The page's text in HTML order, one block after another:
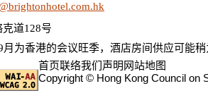
道128号
月为香港的会议旺季，酒店房间供应可能
首页联络我们声明 网站地图
Copyright © Hong Kong Council on